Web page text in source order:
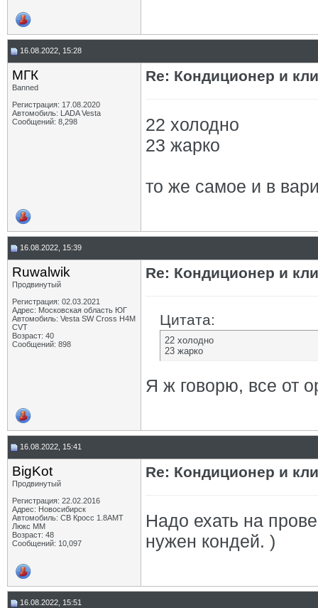
16.08.2022, 15:28
МГК
Banned
Регистрация: 17.08.2020
Автомобиль: LADA Vesta
Сообщений: 8,298
Re: Кондиционер и
22 холодно
23 жарко
то же самое и в
16.08.2022, 15:39
Ruwalwik
Продвинутый
Регистрация: 02.03.2021
Адрес: Московская область ЮГ
Автомобиль: Vesta SW Cross H4M
CVT
Возраст: 40
Сообщений: 898
Re: Кондиционер и
Цитата:
22 холодно
23 жарко
Я ж говорю, все от
16.08.2022, 15:41
BigKot
Продвинутый
Регистрация: 22.02.2016
Адрес: Новосибирск
Автомобиль: СВ Кросс 1.8АМТ
Люкс ММ
Возраст: 48
Сообщений: 10,097
Re: Кондиционер и
Надо ехать на
нужен кондей. )
16.08.2022, 15:51